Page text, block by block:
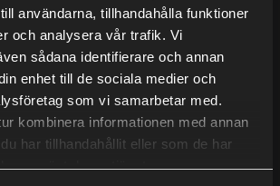
användarna, tillhandahålla funktioner
och analysera vår trafik. Vi
sådana identifierare och annan
enhet till de sociala medier och
som vi samarbetar med.
kombinera informationen med annan
har tillhandahållit eller som de har
använt deras tjänster.
Hållbarhet Verksamhet
Strategi
BECCS Bio-CCS
Exergi
nyheter